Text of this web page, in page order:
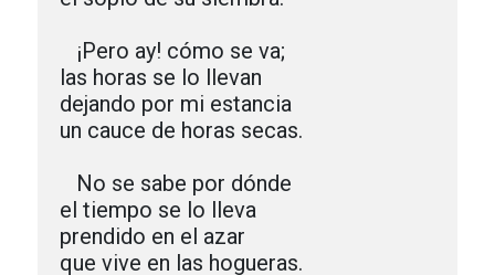
las horas se lo llevan
dejando por mi estancia
un cauce de horas secas.
el tiempo se lo lleva
prendido en el azar
que vive en las hogueras.